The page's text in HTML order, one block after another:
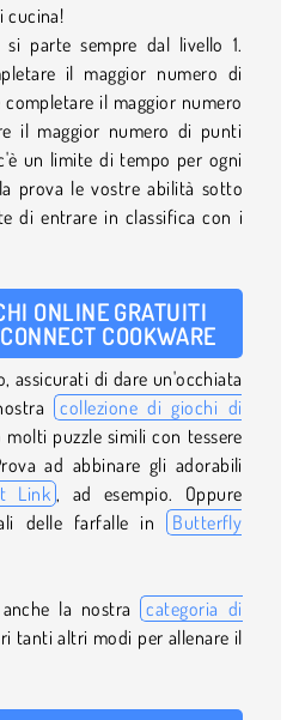
cucina!
parte sempre dal livello 1.
il maggior numero di
il maggior numero
il maggior numero di punti
un limite di tempo per ogni
prova le vostre abilità sotto
di entrare in classifica con i
ONLINE GRATUITI
COOKWARE
assicurati di dare un'occhiata
collezione di giochi di
molti puzzle simili con tessere
ad abbinare gli adorabili
Link , ad esempio. Oppure
ali delle farfalle in Butterfly
anche la nostra categoria di
tanti altri modi per allenare il